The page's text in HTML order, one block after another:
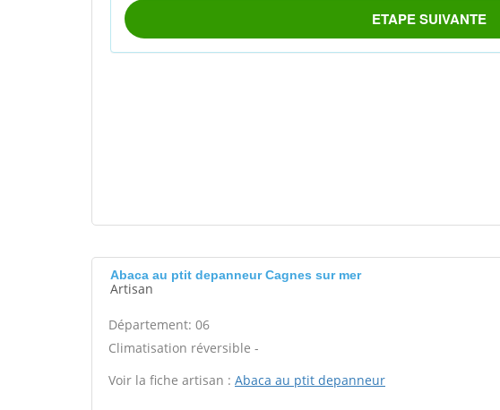
Abaca au ptit depanneur Cagnes sur mer
Artisan
Département: 06
Climatisation réversible -
Voir la fiche artisan : Abaca au ptit depanneur